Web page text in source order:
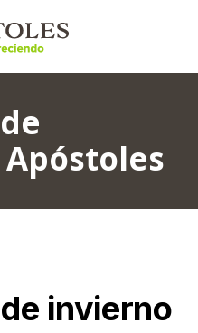
invierno